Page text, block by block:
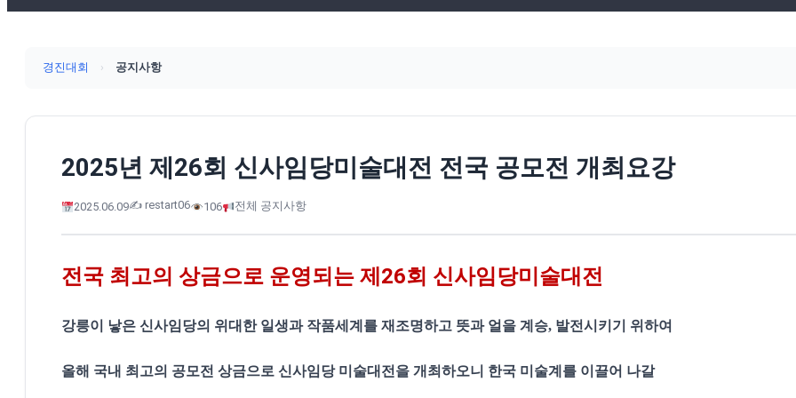
경진대회 › 공지사항
2025년 제26회 신사임당미술대전 전국 공모전 개최요강
2025.06.09✍️ restart06 106 전체 공지사항
전국 최고의 상금으로 운영되는 제26회 신사임당미술대전
강릉이 낳은 신사임당의 위대한 일생과 작품세계를 재조명하고 뜻과 얼을 계승, 발전시키기 위하여
올해 국내 최고의 공모전 상금으로 신사임당 미술대전을 개최하오니 한국 미술계를 이끌어 나갈